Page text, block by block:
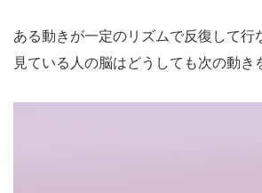
ある動きが一定のリズムで反復して行
見ている人の脳はどうしても次の動き